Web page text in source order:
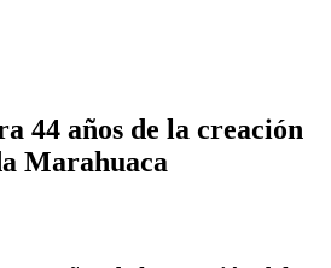
44 años de la creación
Marahuaca